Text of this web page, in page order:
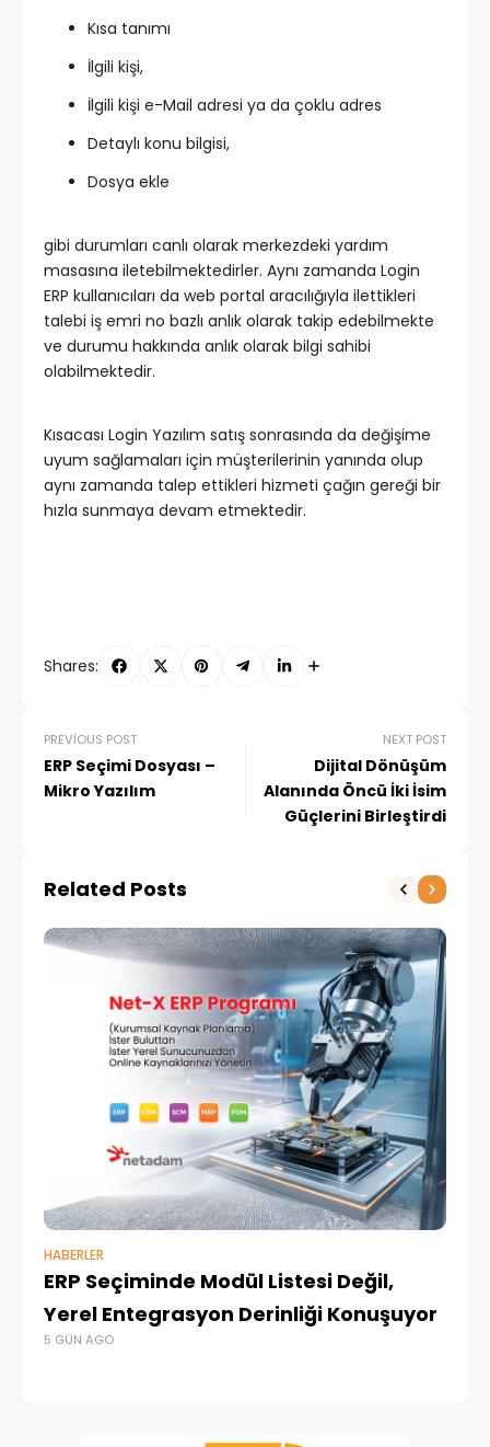
Kısa tanımı
İlgili kişi,
İlgili kişi e-Mail adresi ya da çoklu adres
Detaylı konu bilgisi,
Dosya ekle
gibi durumları canlı olarak merkezdeki yardım
masasına iletebilmektedirler. Aynı zamanda Login
ERP kullanıcıları da web portal aracılığıyla ilettikleri
talebi iş emri no bazlı anlık olarak takip edebilmekte
ve durumu hakkında anlık olarak bilgi sahibi
olabilmektedir.
Kısacası Login Yazılım satış sonrasında da değişime
uyum sağlamaları için müşterilerinin yanında olup
aynı zamanda talep ettikleri hizmeti çağın gereği bir
hızla sunmaya devam etmektedir.
Shares:
PREVIOUS POST
ERP Seçimi Dosyası –
Mikro Yazılım
NEXT POST
Dijital Dönüşüm
Alanında Öncü İki İsim
Güçlerini Birleştirdi
Related Posts
HABERLER
ERP Seçiminde Modül Listesi Değil,
Yerel Entegrasyon Derinliği Konuşuyor
5 GÜN AGO